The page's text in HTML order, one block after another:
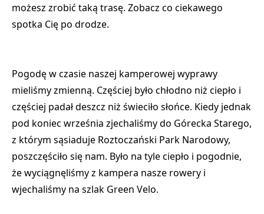
możesz zrobić taką trasę. Zobacz co ciekawego
spotka Cię po drodze.
Pogodę w czasie naszej kamperowej wyprawy
mieliśmy zmienną. Częściej było chłodno niż ciepło i
częściej padał deszcz niż świeciło słońce. Kiedy jednak
pod koniec września zjechaliśmy do Górecka Starego,
z którym sąsiaduje Roztoczański Park Narodowy,
poszczęściło się nam. Było na tyle ciepło i pogodnie,
że wyciągnęliśmy z kampera nasze rowery i
wjechaliśmy na szlak Green Velo.